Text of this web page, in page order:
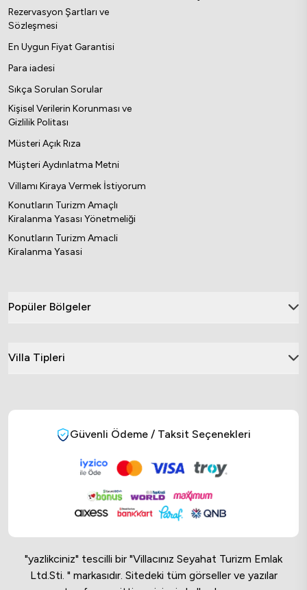
Rezervasyon Şartları ve
Sözleşmesi
En Uygun Fiyat Garantisi
Para iadesi
Sıkça Sorulan Sorular
Kişisel Verilerin Korunması ve
Gizlilik Politası
Müsteri Açık Rıza
Müşteri Aydınlatma Metni
Villamı Kiraya Vermek İstiyorum
Konutların Turizm Amaçlı
Kiralanma Yasası Yönetmeliği
Konutların Turizm Amacli
Kiralanma Yasasi
Popüler Bölgeler
Villa Tipleri
Güvenli Ödeme / Taksit Seçenekleri
"yazlikciniz" tescilli bir "Villacınız Seyahat Turizm Emlak
Ltd.Sti. " markasıdır. Sitedeki tüm görseller ve yazılar